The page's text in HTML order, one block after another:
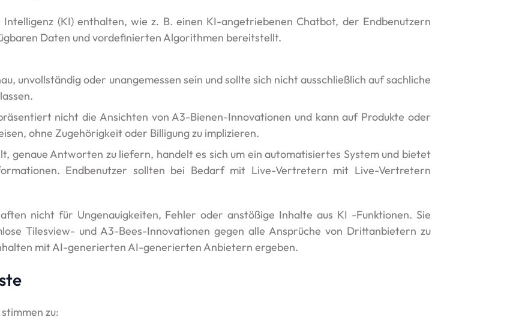
(KI) enthalten, wie z. B. einen KI-angetriebenen Chatbot, der Endbenutzern
Daten und vordefinierten Algorithmen bereitstellt.
unvollständig oder unangemessen sein und sollte sich nicht ausschließlich auf sachliche
nicht die Ansichten von A3-Bienen-Innovationen und kann auf Produkte oder
ohne Zugehörigkeit oder Billigung zu implizieren.
genaue Antworten zu liefern, handelt es sich um ein automatisiertes System und bietet
Endbenutzer sollten bei Bedarf mit Live-Vertretern mit Live-Vertretern
nicht für Ungenauigkeiten, Fehler oder anstößige Inhalte aus KI -Funktionen. Sie
Tilesview- und A3-Bees-Innovationen gegen alle Ansprüche von Drittanbietern zu
mit AI-generierten AI-generierten Anbietern ergeben.
zu: